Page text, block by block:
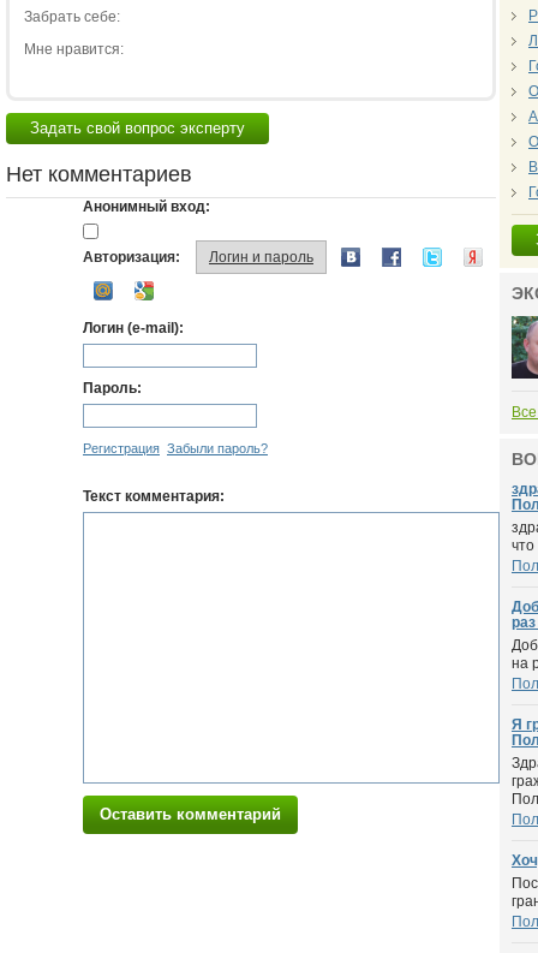
Забрать себе:
Мне нравится:
Задать свой вопрос эксперту
Нет комментариев
Анонимный вход:
Авторизация: Логин и пароль
Логин (e-mail):
Пароль:
Регистрация Забыли пароль?
Текст комментария:
Оставить комментарий
раз
на
Я